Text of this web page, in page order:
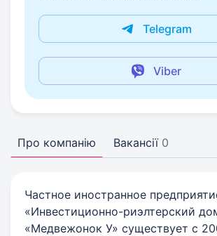
Telegram
Viber
Про компанію Вакансії 0
Частное иностранное
«Инвестиционно-риэлтерский
«Медвежонок У» существует с